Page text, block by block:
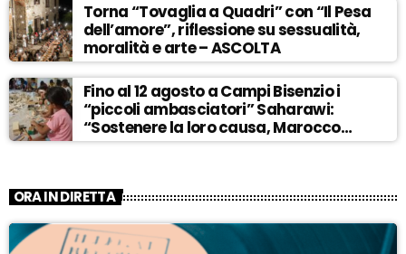
Torna “Tovaglia a Quadri” con “Il Pesa
dell’amore”, riflessione su sessualità,
moralità e arte – ASCOLTA
Fino al 12 agosto a Campi Bisenzio i
“piccoli ambasciatori” Saharawi:
“Sostenere la loro causa, Marocco
sempre più invadente” – ASCOLTA
ORA IN DIRETTA